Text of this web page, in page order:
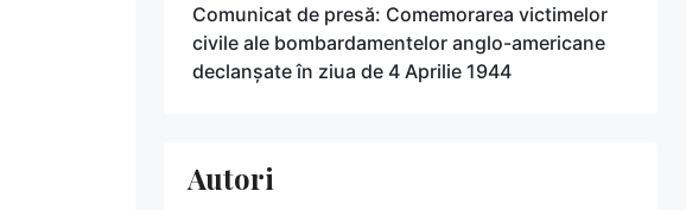
Comunicat de presă: Comemorarea victimelor
civile ale bombardamentelor anglo-americane
declanșate în ziua de 4 Aprilie 1944
Autori